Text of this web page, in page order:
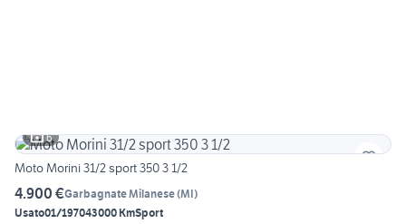
6
Moto Morini 31/2 sport 350 3 1/2
4.900 €Garbagnate Milanese(MI)
Usato01/197043000 KmSport